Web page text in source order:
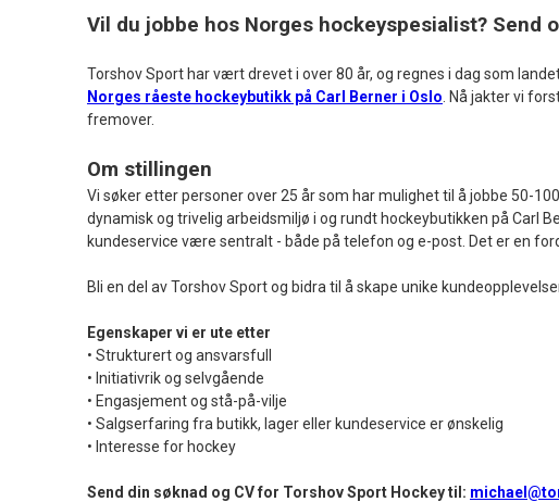
Vil du jobbe hos Norges hockeyspesialist? Send
Torshov Sport har vært drevet i over 80 år, og regnes i dag som
Norges råeste hockeybutikk på Carl Berner i Oslo . Nå jakter vi
fremover.
Om stillingen
Vi søker etter personer over 25 år som har mulighet til å jobbe 50-
dynamisk og trivelig arbeidsmiljø i og rundt hockeybutikken på Carl
kundeservice være sentralt - både på telefon og e-post. Det er en
Bli en del av Torshov Sport og bidra til å skape unike
Egenskaper vi er ute etter
• Strukturert og ansvarsfull
• Initiativrik og selvgående
• Engasjement og stå-på-vilje
• Salgserfaring fra butikk, lager eller kundeservice er ønskelig
• Interesse for hockey
Send din søknad og CV for Torshov Sport Hockey til: